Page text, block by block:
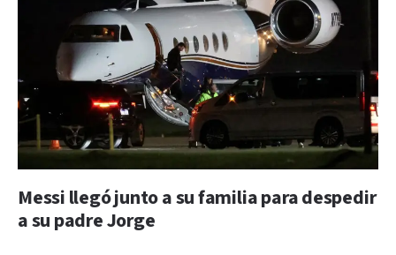
Messi llegó junto a su familia para despedir
a su padre Jorge